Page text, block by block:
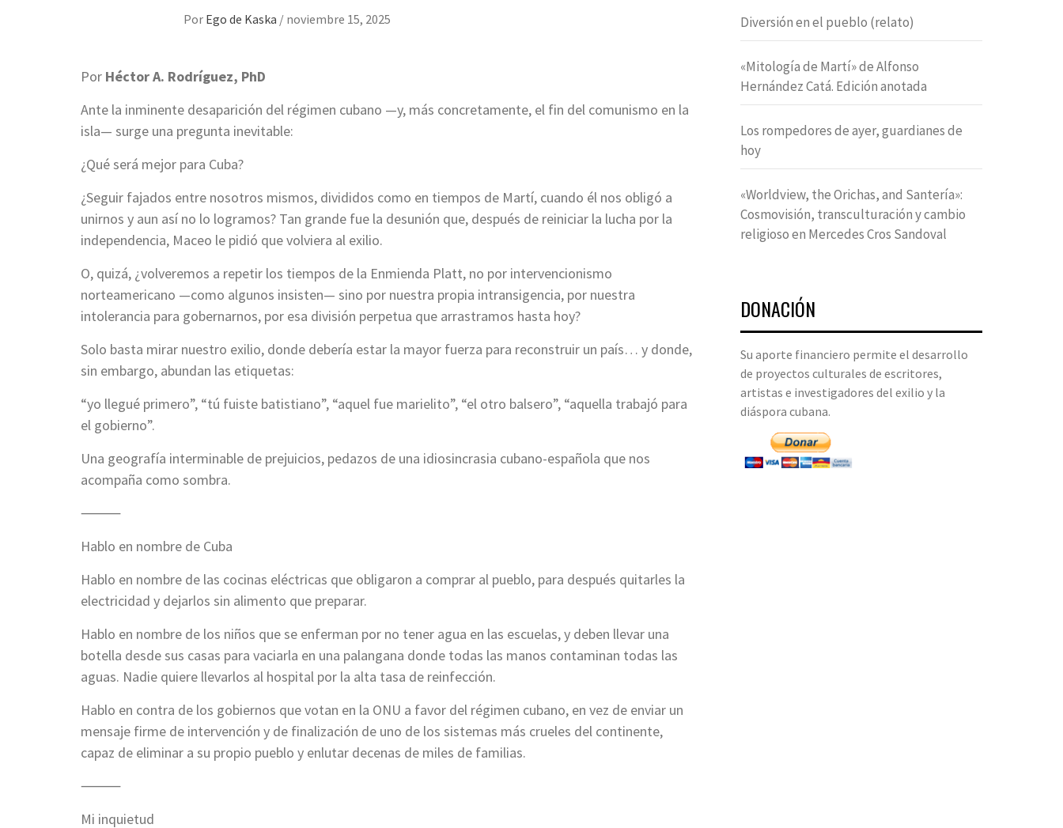
Por Ego de Kaska / noviembre 15, 2025
Por Héctor A. Rodríguez, PhD
Ante la inminente desaparición del régimen cubano —y, más concretamente, el fin del comunismo en la
isla— surge una pregunta inevitable:
¿Qué será mejor para Cuba?
¿Seguir fajados entre nosotros mismos, divididos como en tiempos de Martí, cuando él nos obligó a
unirnos y aun así no lo logramos? Tan grande fue la desunión que, después de reiniciar la lucha por la
independencia, Maceo le pidió que volviera al exilio.
O, quizá, ¿volveremos a repetir los tiempos de la Enmienda Platt, no por intervencionismo
norteamericano —como algunos insisten— sino por nuestra propia intransigencia, por nuestra
intolerancia para gobernarnos, por esa división perpetua que arrastramos hasta hoy?
Solo basta mirar nuestro exilio, donde debería estar la mayor fuerza para reconstruir un país… y donde,
sin embargo, abundan las etiquetas:
“yo llegué primero”, “tú fuiste batistiano”, “aquel fue marielito”, “el otro balsero”, “aquella trabajó para
el gobierno”.
Una geografía interminable de prejuicios, pedazos de una idiosincrasia cubano-española que nos
acompaña como sombra.
⸻
Hablo en nombre de Cuba
Hablo en nombre de las cocinas eléctricas que obligaron a comprar al pueblo, para después quitarles la
electricidad y dejarlos sin alimento que preparar.
Hablo en nombre de los niños que se enferman por no tener agua en las escuelas, y deben llevar una
botella desde sus casas para vaciarla en una palangana donde todas las manos contaminan todas las
aguas. Nadie quiere llevarlos al hospital por la alta tasa de reinfección.
Hablo en contra de los gobiernos que votan en la ONU a favor del régimen cubano, en vez de enviar un
mensaje firme de intervención y de finalización de uno de los sistemas más crueles del continente,
capaz de eliminar a su propio pueblo y enlutar decenas de miles de familias.
⸻
Mi inquietud
Diversión en el pueblo (relato)
«Mitología de Martí» de Alfonso
Hernández Catá. Edición anotada
Los rompedores de ayer, guardianes de
hoy
«Worldview, the Orichas, and Santería»:
Cosmovisión, transculturación y cambio
religioso en Mercedes Cros Sandoval
DONACIÓN
Su aporte financiero permite el desarrollo
de proyectos culturales de escritores,
artistas e investigadores del exilio y la
diáspora cubana.